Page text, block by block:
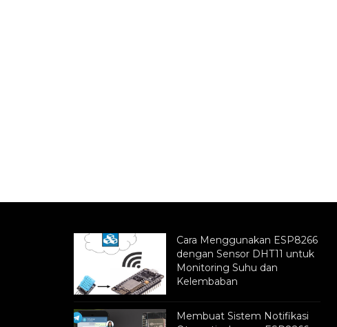
Cara Menggunakan ESP8266
dengan Sensor DHT11 untuk
Monitoring Suhu dan
Kelembaban
Membuat Sistem Notifikasi